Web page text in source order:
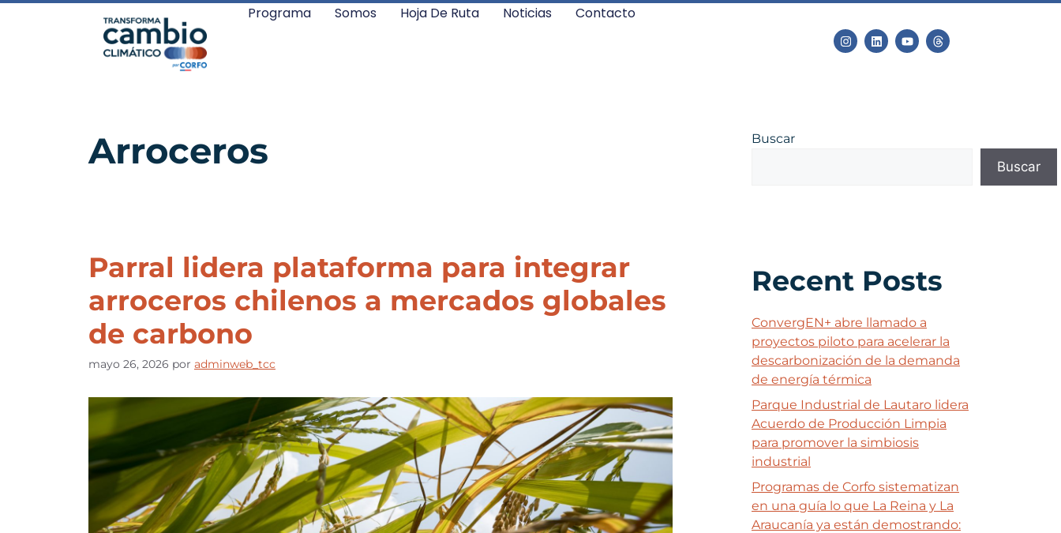
Programa Somos Hoja De Ruta Noticias Contacto
Arroceros
Parral lidera plataforma para integrar
arroceros chilenos a mercados globales
de carbono
mayo 26, 2026 por adminweb_tcc
Buscar
Buscar
Recent Posts
ConvergEN+ abre llamado a
proyectos piloto para acelerar la
descarbonización de la demanda
de energía térmica
Parque Industrial de Lautaro lidera
Acuerdo de Producción Limpia
para promover la simbiosis
industrial
Programas de Corfo sistematizan
en una guía lo que La Reina y La
Araucanía ya están demostrando: